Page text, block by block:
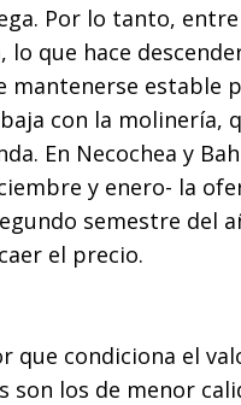
Por lo tanto,
que hace
mantenerse estable
con la molinería,
En Necochea y
y enero- la
semestre del
el precio.
que condiciona el
son los de menor